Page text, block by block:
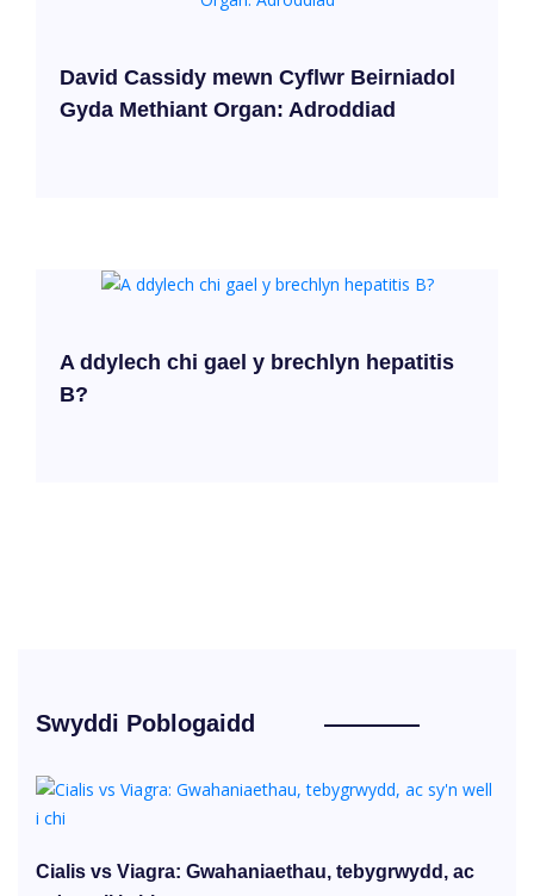
David Cassidy mewn Cyflwr Beirniadol
Gyda Methiant Organ: Adroddiad
A ddylech chi gael y brechlyn hepatitis
B?
Swyddi Poblogaidd
Cialis vs Viagra: Gwahaniaethau, tebygrwydd, ac